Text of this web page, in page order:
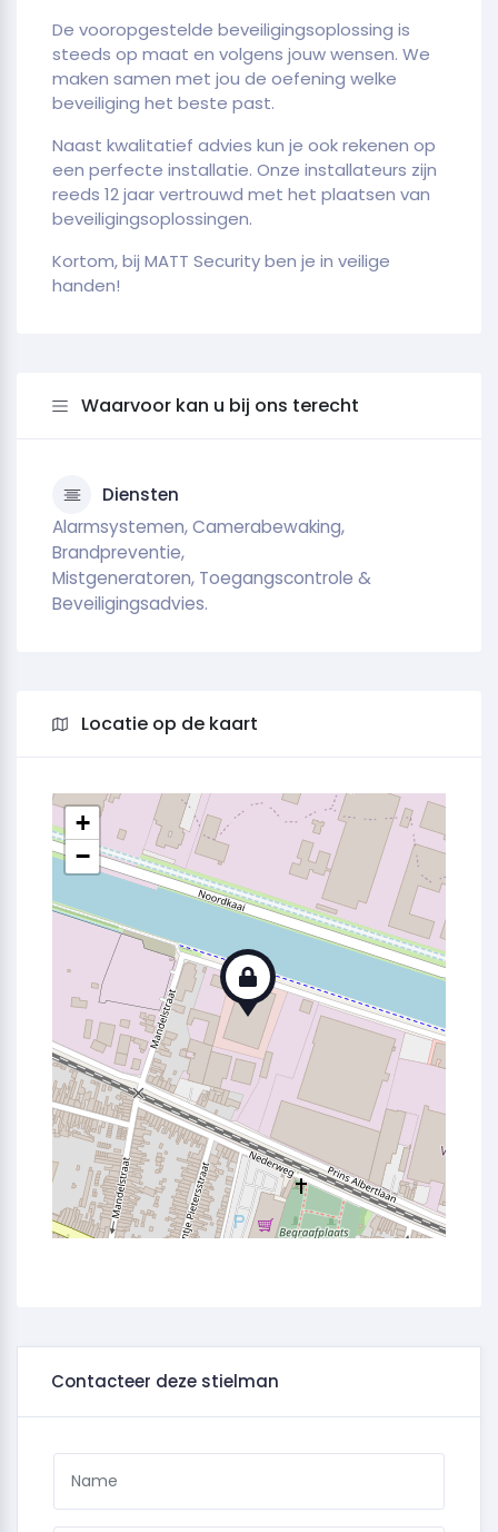
De vooropgestelde beveiligingsoplossing is
steeds op maat en volgens jouw wensen. We
maken samen met jou de oefening welke
beveiliging het beste past.
Naast kwalitatief advies kun je ook rekenen op
een perfecte installatie. Onze installateurs zijn
reeds 12 jaar vertrouwd met het plaatsen van
beveiligingsoplossingen.
Kortom, bij MATT Security ben je in veilige
handen!
Waarvoor kan u bij ons terecht
Diensten
Alarmsystemen, Camerabewaking,
Brandpreventie,
Mistgeneratoren, Toegangscontrole &
Beveiligingsadvies.
Locatie op de kaart
+
−
Contacteer deze stielman